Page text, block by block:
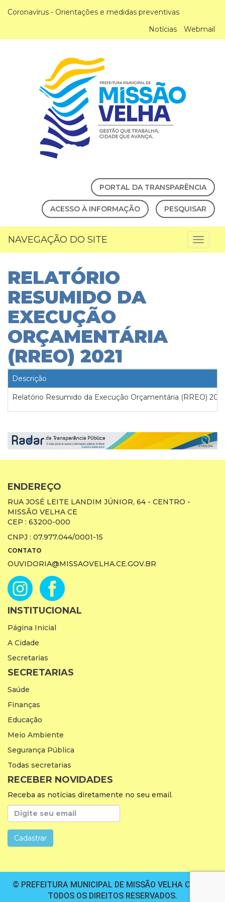
Coronavírus - Orientações e medidas preventivas
Notícias
Webmail
PORTAL DA TRANSPARÊNCIA
ACESSO À INFORMAÇÃO PESQUISAR
NAVEGAÇÃO DO SITE
RELATÓRIO
RESUMIDO DA
EXECUÇÃO
ORÇAMENTÁRIA
(RREO) 2021
Descrição
Relatório Resumido da Execução Orçamentária (RREO) 2021
ENDEREÇO
RUA JOSÉ LEITE LANDIM JÚNIOR, 64 - CENTRO -
MISSÃO VELHA CE
CEP : 63200-000
CNPJ : 07.977.044/0001-15
CONTATO
OUVIDORIA@MISSAOVELHA.CE.GOV.BR
INSTITUCIONAL
Página Inicial
A Cidade
Secretarias
SECRETARIAS
Saúde
Finanças
Educação
Meio Ambiente
Segurança Pública
Todas secretarias
RECEBER NOVIDADES
Receba as notícias diretamente no seu email.
© PREFEITURA MUNICIPAL DE MISSÃO VELHA CEARÁ.
TODOS OS DIREITOS RESERVADOS.